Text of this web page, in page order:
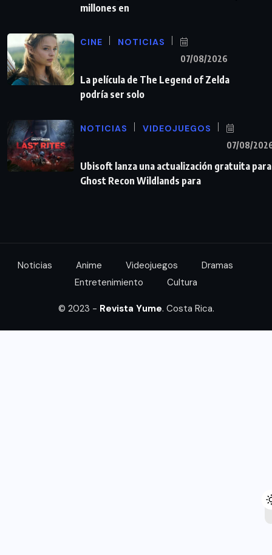
millones en
CINE NOTICIAS
07/08/2026
La película de The Legend of Zelda
podría ser solo
NOTICIAS VIDEOJUEGOS
07/08/
Ubisoft lanza una actualización gratuita para
Ghost Recon Wildlands para
Noticias Anime Videojuegos
Dramas
Entretenimiento
Cultura
© 2023 - Revista Yume. Costa Rica.